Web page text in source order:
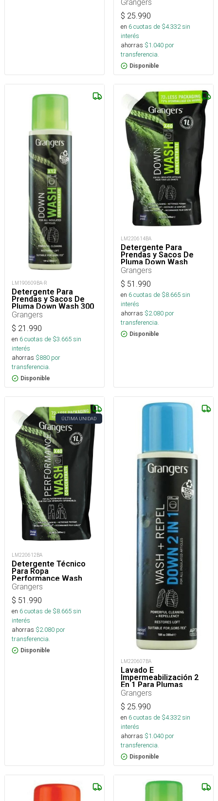
Grangers
$ 25.990
en 6cuotas de $4.332sin
interés
ahorras $1.040 por
transferencia.
Disponible
LM190609BA-R
Detergente Para
Prendas y Sacos De
Pluma Down Wash 300
Ml
Grangers
$ 21.990
en 6cuotas de $3.665sin
interés
ahorras $880 por
transferencia.
Disponible
LM220614BA
Detergente Para
Prendas y Sacos De
Pluma Down Wash
Grangers
$ 51.990
en 6cuotas de $8.665sin
interés
ahorras $2.080 por
transferencia.
Disponible
ÚLTIMA UNIDAD
LM220612BA
Detergente Técnico
Para Ropa
Performance Wash
Grangers
$ 51.990
en 6cuotas de $8.665sin
interés
ahorras $2.080 por
transferencia.
Disponible
LM220607BA
Lavado E
Impermeabilización 2
En 1 Para Plumas
Grangers
$ 25.990
en 6cuotas de $4.332sin
interés
ahorras $1.040 por
transferencia.
Disponible